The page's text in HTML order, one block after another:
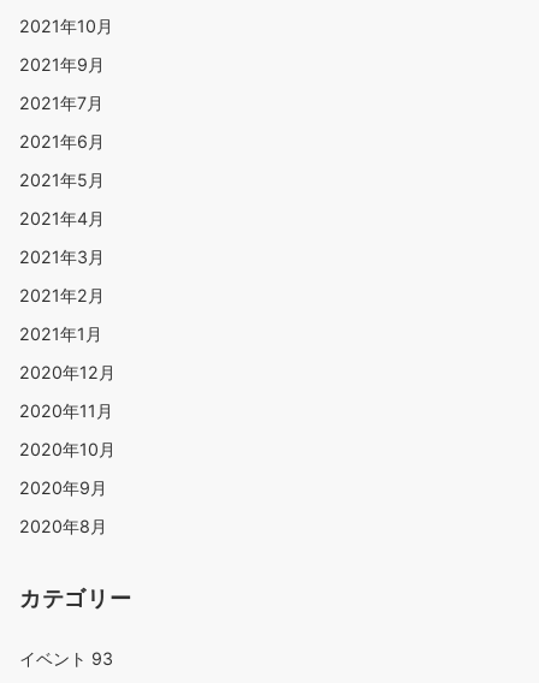
2021年10月
2021年9月
2021年7月
2021年6月
2021年5月
2021年4月
2021年3月
2021年2月
2021年1月
2020年12月
2020年11月
2020年10月
2020年9月
2020年8月
カテゴリー
イベント 93